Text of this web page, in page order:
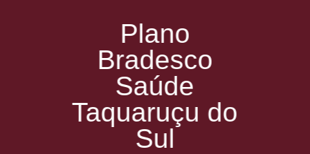
Plano
Bradesco
Saúde
Taquaruçu do
Sul